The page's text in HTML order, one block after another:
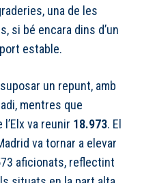
una de les
si bé encara dins d’un
estable.
un repunt, amb
mentres que
va reunir 18.973. El
va tornar a elevar
aficionats, reflectint